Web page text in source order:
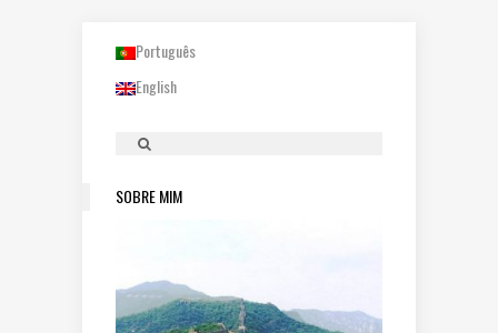
Português
English
SOBRE MIM